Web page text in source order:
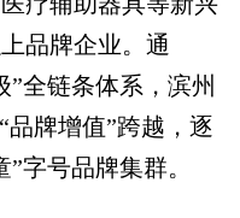
品牌企业。通
链条体系，滨州
品牌增值”跨越，逐
字号品牌集群。